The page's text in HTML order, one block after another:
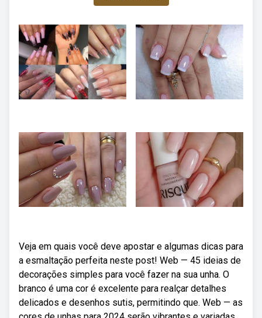
Veja em quais você deve apostar e algumas dicas para
a esmaltação perfeita neste post! Web — 45 ideias de
decorações simples para você fazer na sua unha. O
branco é uma cor é excelente para realçar detalhes
delicados e desenhos sutis, permitindo que. Web — as